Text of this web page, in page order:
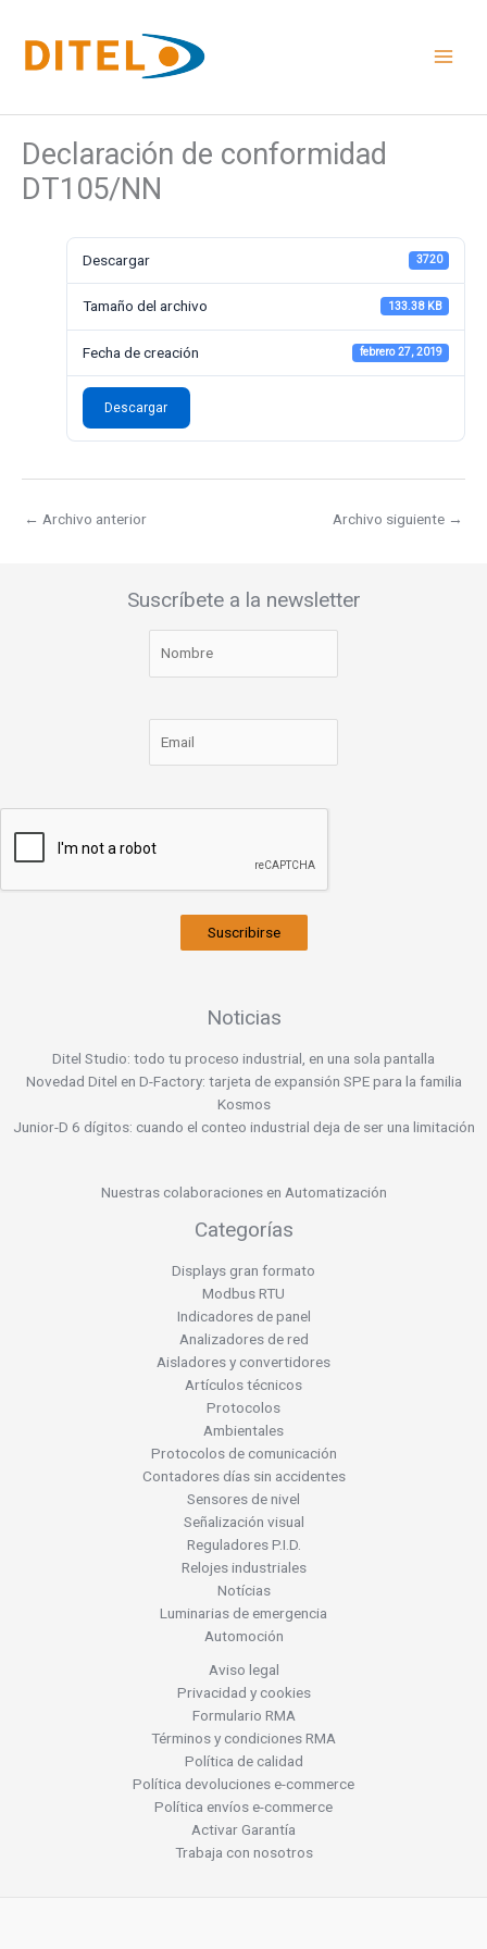
contenido
Declaración de conformidad
DT105/NN
Descargar 3720
Tamaño del archivo 133.38 KB
Fecha de creación febrero 27, 2019
Descargar
← Archivo anterior Archivo siguiente →
Suscríbete a la newsletter
Suscribirse
Noticias
Ditel Studio: todo tu proceso industrial, en una sola pantalla
Novedad Ditel en D-Factory: tarjeta de expansión SPE para la familia
Kosmos
Junior-D 6 dígitos: cuando el conteo industrial deja de ser una limitación
Nuestras colaboraciones en Automatización
Categorías
Displays gran formato
Modbus RTU
Indicadores de panel
Analizadores de red
Aisladores y convertidores
Artículos técnicos
Protocolos
Ambientales
Protocolos de comunicación
Contadores días sin accidentes
Sensores de nivel
Señalización visual
Reguladores P.I.D.
Relojes industriales
Notícias
Luminarias de emergencia
Automoción
Aviso legal
Privacidad y cookies
Formulario RMA
Términos y condiciones RMA
Política de calidad
Política devoluciones e-commerce
Política envíos e-commerce
Activar Garantía
Trabaja con nosotros